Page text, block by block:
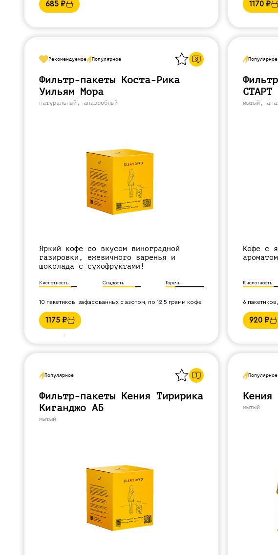
685 ₽ 1170 ₽
Рекомендуемое Популярное 8
Фильтр-пакеты Коста-Рика
Уильям Мора
натуральный, анаэробный
Яркий кофе со вкусом виноградной
газировки, ежевичного варенья и
шоколада с сухофруктами!
Кислотность Сладость Горечь
10 пакетиков, зафасованных с азотом, по 12,5 грамм кофе
1175 ₽
Популярное
СТАРТ
мытый,
Кофе с
Кислотность
6
920 ₽
Популярное 1
Фильтр-пакеты Кения Тиририка
Киганджо АБ
мытый
Популярное
Кения
мытый